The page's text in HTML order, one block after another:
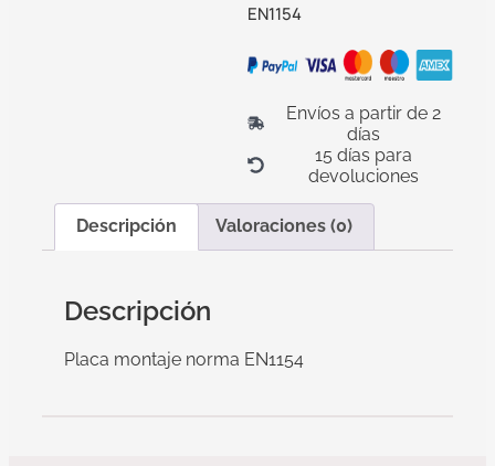
EN1154
Envíos a partir de 2
días
15 días para
devoluciones
Descripción Valoraciones (0)
Descripción
Placa montaje norma EN1154